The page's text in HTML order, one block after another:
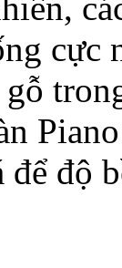
cực
độ